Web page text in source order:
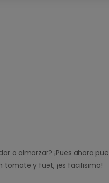
o almorzar? ¡Pues ahora
tomate y fuet, ¡es facilísimo!